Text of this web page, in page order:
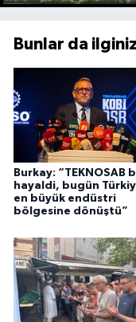
Bunlar da
Burkay: “TEKNOSAB
hayaldi, bugün
en büyük endüstri
bölgesine dönüştü”